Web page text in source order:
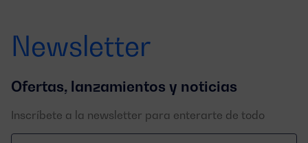
Newsletter
Ofertas, lanzamientos y noticias
Inscríbete a la newsletter para enterarte de todo